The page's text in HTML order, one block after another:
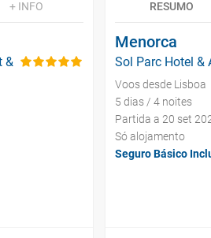
+ INFO
&
RESUMO
Menorca
Sol Parc Hotel &
Voos desde Lisboa
5 dias / 4 noites
Partida a 20 set
Só alojamento
Seguro Básico